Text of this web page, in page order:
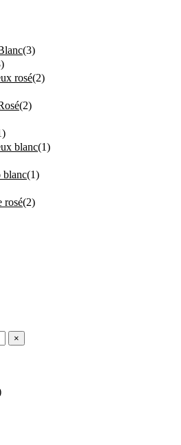
(3)
)
rosé(2)
(2)
)
blanc(1)
blanc(1)
rosé(2)
×